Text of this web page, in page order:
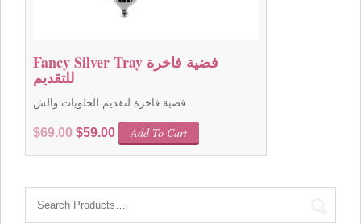
Fancy Silver Tray فضية فاخرة
للتقديم
فضية فاخرة لتقديم الحلويات والش...
$69.00 Original
$59.00Current
price
Add To Cart